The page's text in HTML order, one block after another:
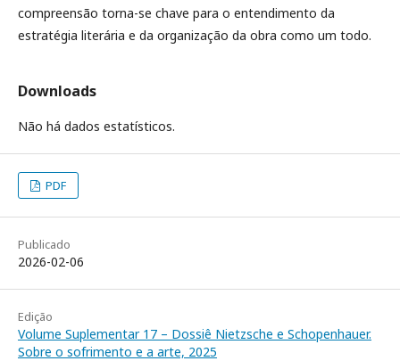
compreensão torna-se chave para o entendimento da
estratégia literária e da organização da obra como um todo.
Downloads
Não há dados estatísticos.
PDF
Publicado
2026-02-06
Edição
Volume Suplementar 17 – Dossiê Nietzsche e Schopenhauer.
Sobre o sofrimento e a arte, 2025